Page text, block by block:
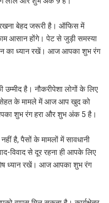
बेहद जरूरी है। ऑफिस में
आसान होंगे। पेट से जुड़ी समस्या
का ध्यान रखें। आज आपका शुभ रंग
उम्मीद है। नौकरीपेशा लोगों के लिए
के मामले में आज आप खुद को
शुभ रंग हरा और शुभ अंक 5 है।
है, पैसों के मामलों में सावधानी
विवाद से दूर रहना ही आपके लिए
ध्यान रखें। आज आपका शुभ रंग